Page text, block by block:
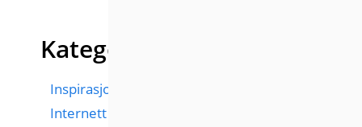
Kategorier
Inspirasjon
Internett